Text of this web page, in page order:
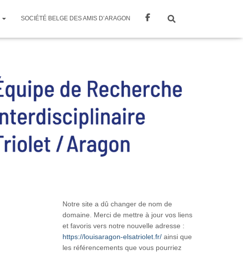
SOCIÉTÉ BELGE DES AMIS D’ARAGON
Notre site a dû changer de nom de
domaine. Merci de mettre à jour vos liens
et favoris vers notre nouvelle adresse :
https://louisaragon-elsatriolet.fr/ainsi que
les référencements que vous pourriez